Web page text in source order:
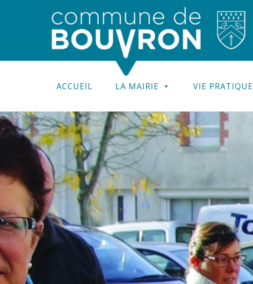
ACCUEIL LA MAIRIE VIE PRATIQUE